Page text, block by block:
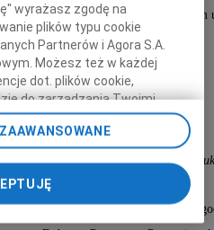
dobroci i miłości oraz z wiecznym
Będziesz zawsze z nami.
Pogrążeniu w smutku
Magda i Agata oraz zięciowie i
się dnia 16 lipca 2025 roku o
wyrażasz zgodę na
plików typu cookie
Partnerów i Agora S.A.
Możesz też w każdej
dot. plików cookie,
do zarządzania Twoimi
danych poprzez
w stopce serwisu i
zaawansowane”.
możliwa jest także za
S.A. możemy